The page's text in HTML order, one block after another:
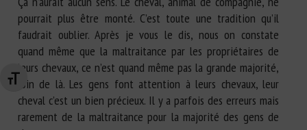
Changer la taille de la police
pourrait plus être monté. C’est toute une tradition qu’il
faudrait oublier. Après je vous le dis, nous on constate
quand même que la maltraitance par les propriétaires de
leurs chevaux, ce n’est quand même pas la grande majorité,
loin de là. Les gens font attention à leurs chevaux, leur
cheval c’est un bien précieux. Il y a parfois des erreurs mais
rarement de la maltraitance pour la majorité des gens de